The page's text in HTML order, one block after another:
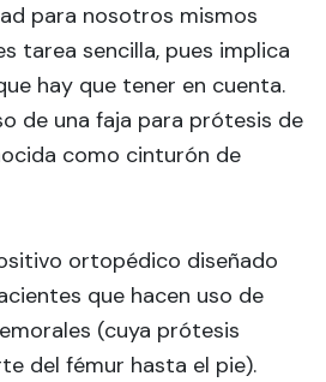
para nosotros mismos
tarea sencilla, pues implica
hay que tener en cuenta.
de una faja para prótesis de
como cinturón de
ortopédico diseñado
que hacen uso de
(cuya prótesis
del fémur hasta el pie).